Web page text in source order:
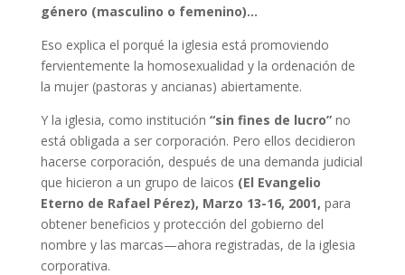
género (masculino o femenino)…
Eso explica el porqué la iglesia está promoviendo
fervientemente la homosexualidad y la ordenación de
la mujer (pastoras y ancianas) abiertamente.
Y la iglesia, como institución “sin fines de lucro”no
está obligada a ser corporación. Pero ellos decidieron
hacerse corporación, después de una demanda judicial
que hicieron a un grupo de laicos (El Evangelio
Eterno de Rafael Pérez), Marzo 13-16, 2001, para
obtener beneficios y protección del gobierno del
nombre y las marcas—ahora registradas, de la iglesia
corporativa.